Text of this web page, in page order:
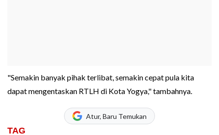
"Semakin banyak pihak terlibat, semakin cepat pula kita
dapat mengentaskan RTLH di Kota Yogya," tambahnya.
Atur, Baru Temukan
TAG